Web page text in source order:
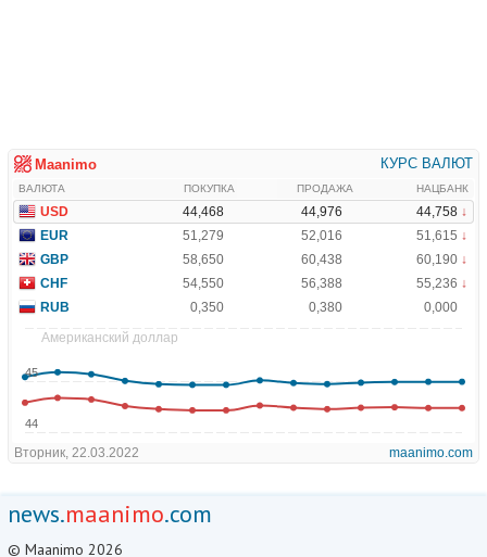
news.maanimo.com
© Maanimo 2026